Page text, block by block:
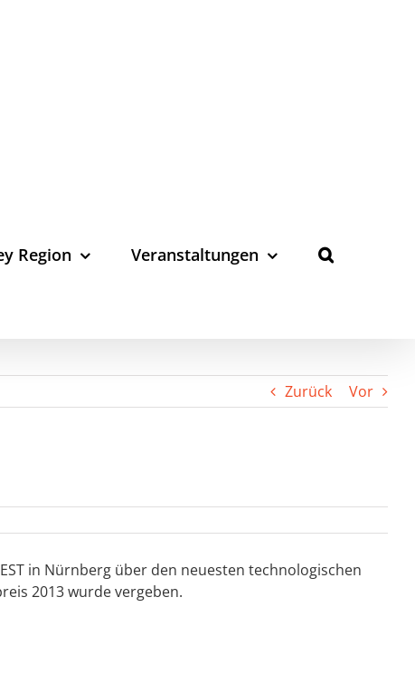
Region Veranstaltungen
Zurück Vor
in Nürnberg über den neuesten technologischen
2013 wurde vergeben.